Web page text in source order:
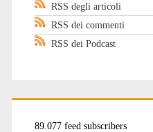
RSS degli articoli
RSS dei commenti
RSS dei Podcast
89.077 feed subscribers